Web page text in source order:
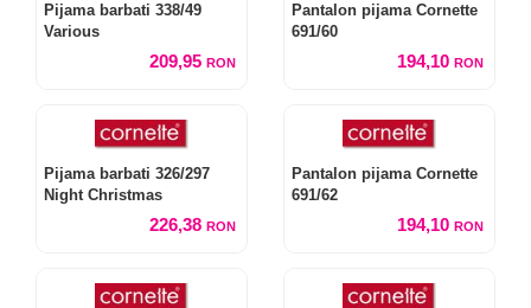
Pijama barbati 338/49
Various
209,95 RON
Pantalon pijama Cornette
691/60
194,10 RON
Pijama barbati 326/297
Night Christmas
226,38 RON
Pantalon pijama Cornette
691/62
194,10 RON